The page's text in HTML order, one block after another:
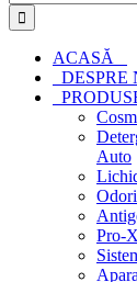
ACASĂ
DESPRE
Auto
Pro-